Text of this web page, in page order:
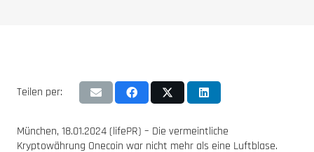
Teilen per:
München, 18.01.2024 (lifePR) – Die vermeintliche
Kryptowährung Onecoin war nicht mehr als eine Luftblase.